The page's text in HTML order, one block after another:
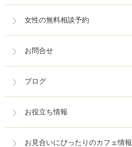
女性の無料相談予約
お問合せ
ブログ
お役立ち情報
お見合いにぴったりのカフェ情報